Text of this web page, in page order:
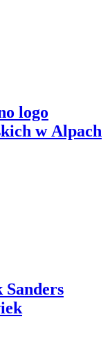
logo
w Alpach
Sanders